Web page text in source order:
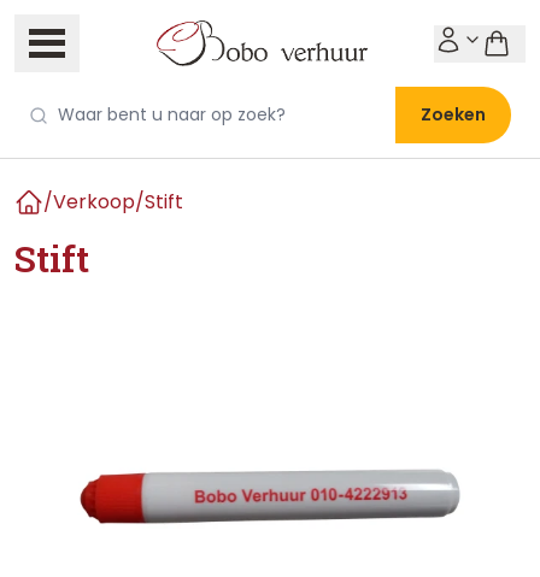
Zoeken
/Verkoop/Stift
Stift